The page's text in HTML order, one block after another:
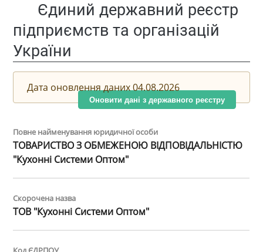
Єдиний державний реєстр
підприємств та організацій
України
Дата оновлення даних 04.08.2026
Оновити дані з державного реєстру
Повне найменування юридичної особи
ТОВАРИСТВО З ОБМЕЖЕНОЮ ВІДПОВІДАЛЬНІСТЮ
"Кухонні Системи Оптом"
Скорочена назва
ТОВ "Кухонні Системи Оптом"